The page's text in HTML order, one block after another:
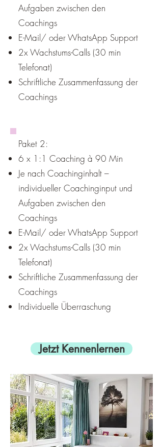
Aufgaben zwischen den
Coachings
E-Mail/ oder WhatsApp Support
2x Wachstums-Calls (30 min
Telefonat)
Schriftliche Zusammenfassung der
Coachings
Paket 2:
6 x 1:1 Coaching à 90 Min
Je nach Coachinginhalt –
individueller Coachinginput und
Aufgaben zwischen den
Coachings
E-Mail/ oder WhatsApp Support
2x Wachstums-Calls (30 min
Telefonat)
Schriftliche Zusammenfassung der
Coachings
Individuelle Überraschung
Jetzt Kennenlernen